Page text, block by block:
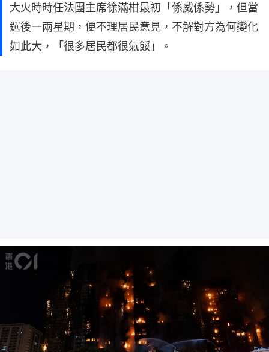
大火時時任法團主席徐滿柑最初「係威係勢」，但當
選後一兩星期，便不理居民意見，不解對方為何變化
如此大，「很多居民都很氣餒」。